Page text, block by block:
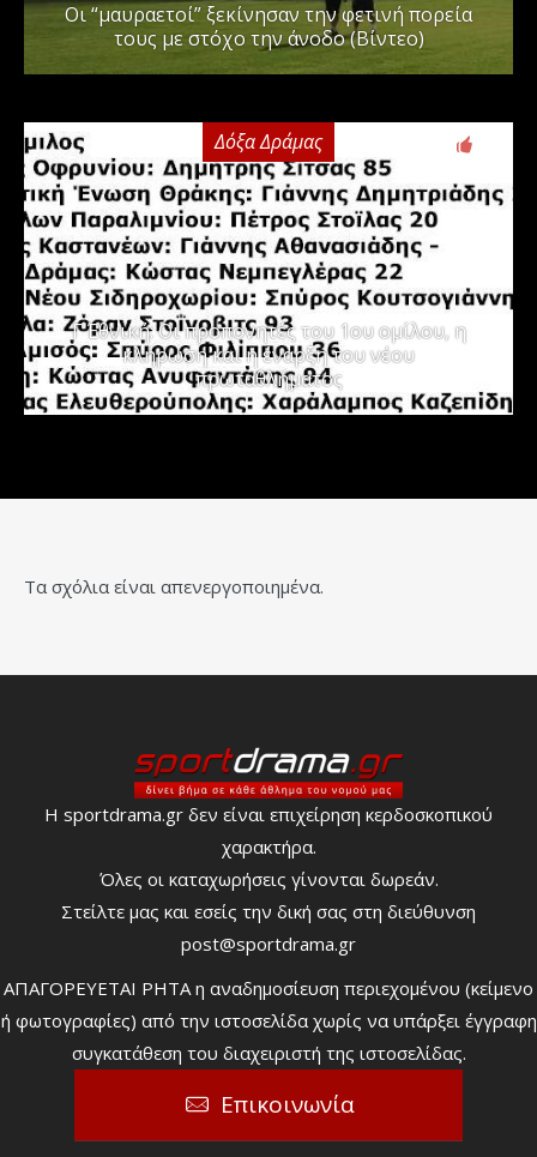
Οι “μαυραετοί” ξεκίνησαν την φετινή πορεία
τους με στόχο την άνοδο (Βίντεο)
Δόξα Δράμας
Γ΄ Εθνική: Οι προπονητές του 1ου ομίλου, η
κλήρωση και η έναρξη του νέου
πρωταθλήματος
Τα σχόλια είναι απενεργοποιημένα.
Η sportdrama.gr δεν είναι επιχείρηση κερδοσκοπικού
χαρακτήρα.
Όλες οι καταχωρήσεις γίνονται δωρεάν.
Στείλτε μας και εσείς την δική σας στη διεύθυνση
post@sportdrama.gr
ΑΠΑΓΟΡΕΥΕΤΑΙ ΡΗΤΑ η αναδημοσίευση περιεχομένου (κείμενο
ή φωτογραφίες) από την ιστοσελίδα χωρίς να υπάρξει έγγραφη
συγκατάθεση του διαχειριστή της ιστοσελίδας.
Επικοινωνία